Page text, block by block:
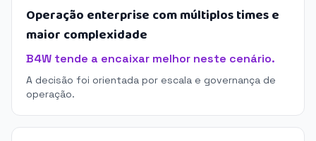
Operação enterprise com múltiplos times e
maior complexidade
B4W tende a encaixar melhor neste cenário.
A decisão foi orientada por escala e governança de
operação.